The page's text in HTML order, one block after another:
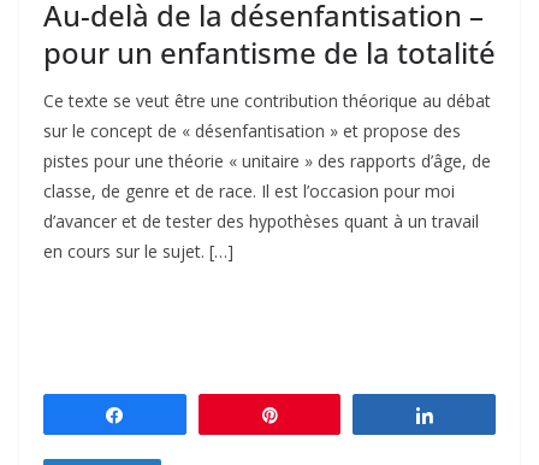
Au-delà de la désenfantisation –
pour un enfantisme de la totalité
Ce texte se veut être une contribution théorique au débat
sur le concept de « désenfantisation » et propose des
pistes pour une théorie « unitaire » des rapports d’âge, de
classe, de genre et de race. Il est l’occasion pour moi
d’avancer et de tester des hypothèses quant à un travail
en cours sur le sujet. […]